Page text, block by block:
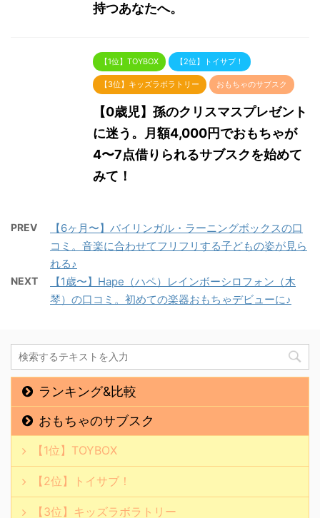
持つあなたへ。
【1位】TOYBOX 【2位】トイサブ！
【3位】キッズラボラトリー おもちゃのサブスク
【0歳児】孫のクリスマスプレゼント
に迷う。月額4,000円でおもちゃが
4〜7点借りられるサブスクを始めて
みて！
PREV
【6ヶ月〜】バイリンガル・ラーニングボックスの口
コミ。音楽に合わせてフリフリする子どもの姿が見ら
れる♪
NEXT
【1歳〜】Hape（ハペ）レインボーシロフォン（木
琴）の口コミ。初めての楽器おもちゃデビューに♪
ランキング&比較
おもちゃのサブスク
【1位】TOYBOX
【2位】トイサブ！
【3位】キッズラボラトリー